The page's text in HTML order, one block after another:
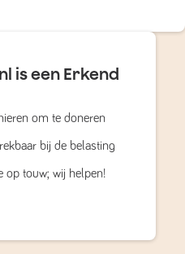
is een Erkend
om te doneren
bij de belasting
op touw; wij helpen!